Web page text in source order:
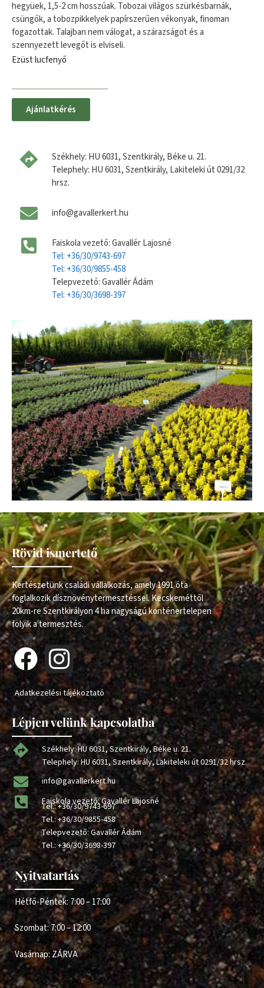
hegyüek, 1,5-2 cm hosszúak. Tobozai világos szürkésbarnák,
csüngők, a tobozpikkelyek papírszerűen vékonyak, finoman
fogazottak. Talajban nem válogat, a szárazságot és a
szennyezett levegőt is elviseli.
Ezüst lucfenyő
Ajánlatkérés
Székhely: HU 6031, Szentkirály, Béke u. 21.
Telephely: HU 6031, Szentkirály, Lakiteleki út 0291/32
hrsz.
info@gavallerkert.hu
Faiskola vezető: Gavallér Lajosné
Tel: +36/30/9743-697
Tel: +36/30/9855-458
Telepvezető: Gavallér Ádám
Tel: +36/30/3698-397
Rövid ismertető
Kertészetünk családi vállalkozás, amely 1991 óta
foglalkozik dísznövénytermesztéssel. Kecskeméttől
20km-re Szentkirályon 4 ha nagyságú konténertelepen
folyik a termesztés.
Adatkezelési tájékoztató
Lépjen velünk kapcsolatba
Székhely: HU 6031, Szentkirály, Béke u. 21.
Telephely: HU 6031, Szentkirály, Lakiteleki út 0291/32 hrsz.
info@gavallerkert.hu
Faiskola vezető: Gavallér Lajosné
Tel.:+36/30/9743-697
Tel.:+36/30/9855-458
Telepvezető: Gavallér Ádám
Tel.:+36/30/3698-397
Nyitvatartás
Hétfő-Péntek: 7:00 – 17:00
Szombat: 7:00 – 12:00
Vasárnap: ZÁRVA